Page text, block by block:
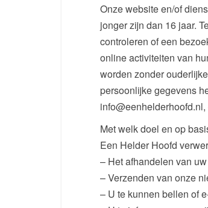
Onze website en/of
jonger zijn dan 16 jaar.
controleren of een
online activiteiten van
worden zonder
persoonlijke gegevens
Met welk doel en op
Een Helder Hoofd
– Het afhandelen van
– Verzenden van onze
– U te kunnen bellen of